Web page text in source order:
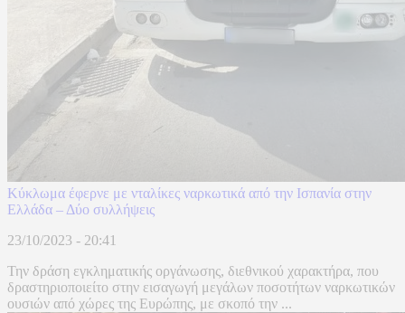
Κύκλωμα έφερνε με νταλίκες ναρκωτικά από την Ισπανία στην
Ελλάδα – Δύο συλλήψεις
23/10/2023 - 20:41
Την δράση εγκληματικής οργάνωσης, διεθνικού χαρακτήρα, που
δραστηριοποιείτο στην εισαγωγή μεγάλων ποσοτήτων ναρκωτικών
ουσιών από χώρες της Ευρώπης, με σκοπό την ...